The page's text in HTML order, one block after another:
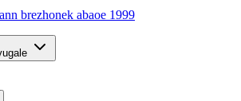
brezhonek abaoe 1999